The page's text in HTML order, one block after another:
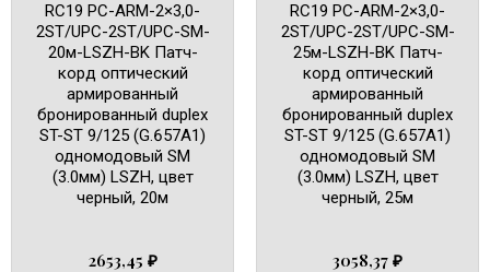
RC19 PC-ARM-2×3,0-
2ST/UPC-2ST/UPC-SM-
20м-LSZH-BK Патч-
корд оптический
армированный
бронированный duplex
ST-ST 9/125 (G.657A1)
одномодовый SM
(3.0мм) LSZH, цвет
черный, 20м
2653,45 ₽
RC19 PC-ARM-2×3,0-
2ST/UPC-2ST/UPC-SM-
25м-LSZH-BK Патч-
корд оптический
армированный
бронированный duplex
ST-ST 9/125 (G.657A1)
одномодовый SM
(3.0мм) LSZH, цвет
черный, 25м
3058,37 ₽